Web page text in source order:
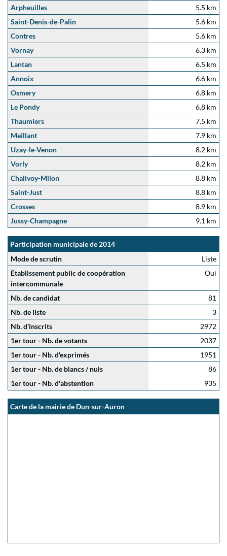
Arpheuilles
5.5 km
Saint-Denis-de-Palin
5.6 km
Contres
5.6 km
Vornay
6.3 km
Lantan
6.5 km
Annoix
6.6 km
Osmery
6.8 km
Le Pondy
6.8 km
Thaumiers
7.5 km
Meillant
7.9 km
Uzay-le-Venon
8.2 km
Vorly
8.2 km
Chalivoy-Milon
8.8 km
Saint-Just
8.8 km
Crosses
8.9 km
Jussy-Champagne
9.1 km
Participation municipale de 2014
Mode de scrutin
Liste
Établissement public de coopération
intercommunale
Oui
Nb. de candidat
81
Nb. de liste
3
Nb. d'inscrits
2972
1er tour - Nb. de votants
2037
1er tour - Nb. d'exprimés
1951
1er tour - Nb. de blancs / nuls
86
1er tour - Nb. d'abstention
935
Carte de la mairie de Dun-sur-Auron